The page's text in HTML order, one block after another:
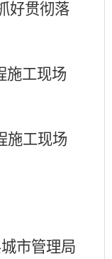
好贯彻落
施工现场
施工现场
市管理局